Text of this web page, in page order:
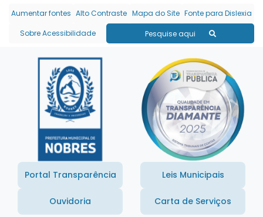
Seção de atalhos e
Ir para o conteúdo [alt+1]
Ir para o menu [alt+2]
Ir para a busca [alt+3]
Ir para o rodapé [alt+4]
Aumentar fontes Alto Contraste Mapa do Site Fonte para Dislexia
Sobre Acessibilidade
Pesquise aqui
Portal Transparência Leis Municipais
Ouvidoria Carta de Serviços